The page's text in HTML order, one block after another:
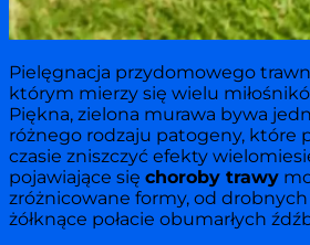
Pielęgnacja przydomowego
którym mierzy się wielu
Piękna, zielona murawa bywa
różnego rodzaju patogeny, które
czasie zniszczyć efekty
pojawiające się choroby trawy
zróżnicowane formy, od drobnych
żółknące połacie obumarłych